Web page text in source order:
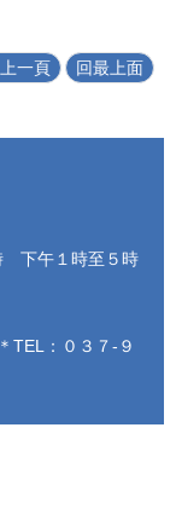
一頁 回最上面
下午１時至５時
TEL：０３７-９